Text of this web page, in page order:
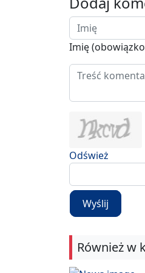
Imię
Odśwież
Wyślij
Również w